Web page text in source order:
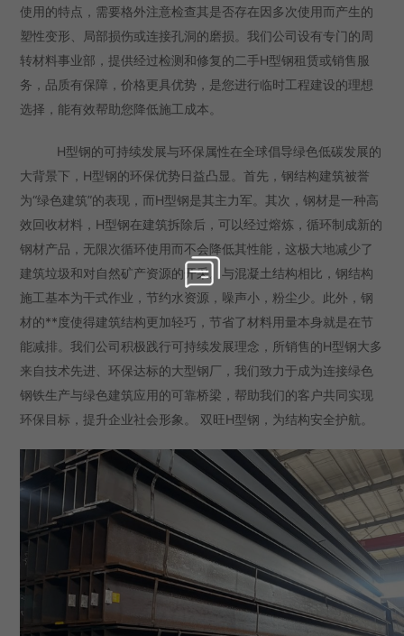
使用的特点，需要格外注意检查其是否存在因多次使用而产生的
塑性变形、局部损伤或连接孔洞的磨损。我们公司设有专门的周
转材料事业部，提供经过检测和修复的二手H型钢租赁或销售服
务，品质有保障，价格更具优势，是您进行临时工程建设的理想
选择，能有效帮助您降低施工成本。
H型钢的可持续发展与环保属性在全球倡导绿色低碳发展的
大背景下，H型钢的环保优势日益凸显。首先，钢结构建筑被誉
为“绿色建筑”的表现，而H型钢是其主力军。其次，钢材是一种高
效回收材料，H型钢在建筑拆除后，可以经过熔炼，循环制成新的
钢材产品，无限次循环使用而不会降低其性能，这极大地减少了
建筑垃圾和对自然矿产资源的开采。与混凝土结构相比，钢结构
施工基本为干式作业，节约水资源，噪声小，粉尘少。此外，钢
材的**度使得建筑结构更加轻巧，节省了材料用量本身就是在节
能减排。我们公司积极践行可持续发展理念，所销售的H型钢大多
来自技术先进、环保达标的大型钢厂，我们致力于成为连接绿色
钢铁生产与绿色建筑应用的可靠桥梁，帮助我们的客户共同实现
环保目标，提升企业社会形象。 双旺H型钢，为结构安全护航。